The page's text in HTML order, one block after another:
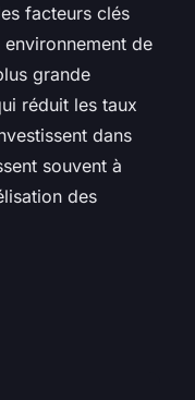
facteurs clés
environnement de
grande
réduit les taux
dans
souvent à
des